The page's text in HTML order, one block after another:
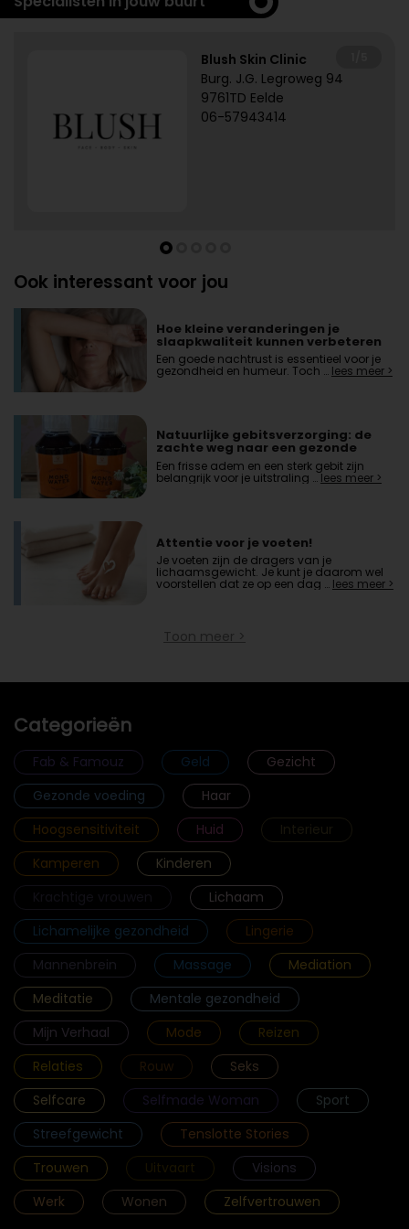
Blush Skin Clinic
Burg. J.G. Legroweg 94
9761TD Eelde
06-57943414
Ook interessant voor jou
Hoe kleine veranderingen je
slaapkwaliteit kunnen verbeteren
Een goede nachtrust is essentieel voor je
gezondheid en humeur. Toch … lees meer >
Natuurlijke gebitsverzorging: de
zachte weg naar een gezonde
mond
Een frisse adem en een sterk gebit zijn
belangrijk voor je uitstraling …lees meer >
Attentie voor je voeten!
Je voeten zijn de dragers van je
lichaamsgewicht. Je kunt je daarom wel
voorstellen dat ze op een dag … lees meer >
Toon meer >
Categorieën
Fab & Famouz Geld
Gezicht
Gezonde voeding
Haar
Hoogsensitiviteit
Huid
Interieur
Kamperen
Kinderen
Lichaam
Lichamelijke gezondheid
Lingerie
Mannenbrein
Massage
Mediation
Meditatie
Mentale gezondheid
Mijn Verhaal
Mode
Reizen
Relaties
Rouw
Seks
Selfcare
Selfmade Woman
Sport
Streefgewicht
Tenslotte Stories
Trouwen
Uitvaart
Visions
Werk
Wonen Zelfvertrouwen